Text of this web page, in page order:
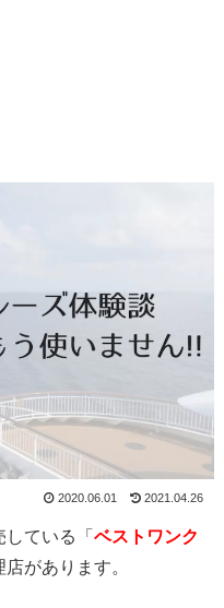
2020.06.01 2021.04.26
ている「 ベストワンク
があります。